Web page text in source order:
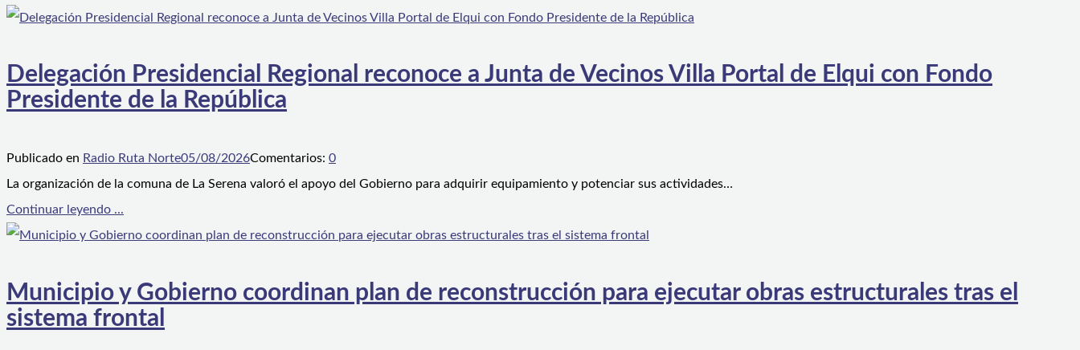
Delegación Presidencial Regional reconoce a Junta de Vecinos Villa Portal de Elqui con Fondo
Presidente de la República
Publicado en Radio Ruta Norte05/08/2026Comentarios: 0
La organización de la comuna de La Serena valoró el apoyo del Gobierno para adquirir equipamiento y potenciar sus actividades…
Continuar leyendo ...
Municipio y Gobierno coordinan plan de reconstrucción para ejecutar obras estructurales tras el
sistema frontal